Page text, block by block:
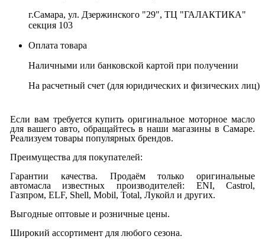
г.Самара, ул. Дзержинского "29", ТЦ "ГАЛАКТИКА"
секция 103
Оплата товара
Наличными или банковской картой при получении
На расчетный счет (для юридических и физических лиц)
Если вам требуется купить оригинальное моторное масло
для вашего авто, обращайтесь в наши магазины в Самаре.
Реализуем товары популярных брендов.
Преимущества для покупателей:
Гарантии качества. Продаём только оригинальные
автомасла известных производителей: ENI, Castrol,
Газпром, ELF, Shell, Mobil, Total, Лукойл и других.
Выгодные оптовые и розничные цены.
Широкий ассортимент для любого сезона.